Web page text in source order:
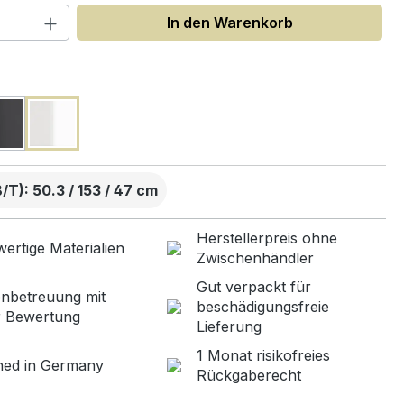
Anzahl: Gib den gewünschten Wert
In den Warenkorb
T): 50.3 / 153 / 47 cm
Materialien
Herstellerpreis ohne
Zwischenhändler
mit
Bewertung
Gut verpackt für
beschädigungsfreie
Lieferung
in Germany
1 Monat risikofreies
Rückgaberecht